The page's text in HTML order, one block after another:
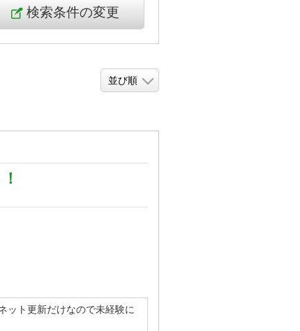
検索条件の変更
ット更新だけなので未経験に